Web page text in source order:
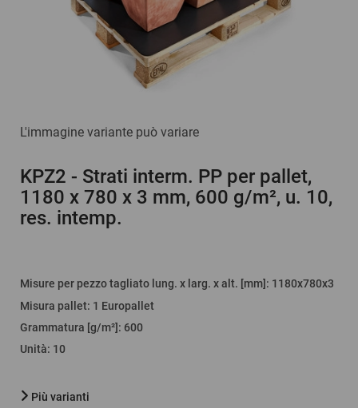
L'immagine variante può variare
KPZ2 - Strati interm. PP per pallet,
1180 x 780 x 3 mm, 600 g/m², u. 10,
res. intemp.
Misure per pezzo tagliato lung. x larg. x alt. [mm] : 1180x780x3
Misura pallet: 1 Europallet
Grammatura [g/m²] : 600
Unità: 10
Più varianti